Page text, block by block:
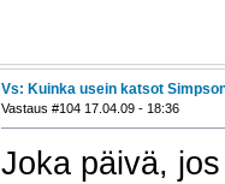
Vs: Kuinka usein katsot
Vastaus #104 17.04.09 - 18:36
Joka päivä,